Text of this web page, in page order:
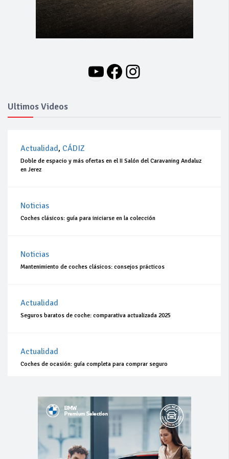
YouTube
Facebook
Instagram
Ultimos Videos
Actualidad, CÁDIZ
Doble de espacio y más ofertas en el II Salón del Caravaning Andaluz
en Jerez
Noticias
Coches clásicos: guía para iniciarse en la colección
Noticias
Mantenimiento de coches clásicos: consejos prácticos
Actualidad
Seguros baratos de coche: comparativa actualizada 2025
Actualidad
Coches de ocasión: guía completa para comprar seguro